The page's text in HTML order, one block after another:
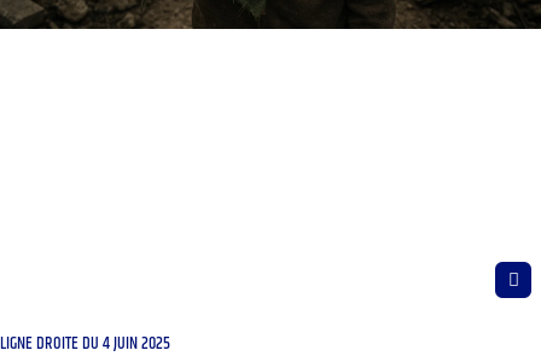
LIGNE DROITE DU 4 JUIN 2025